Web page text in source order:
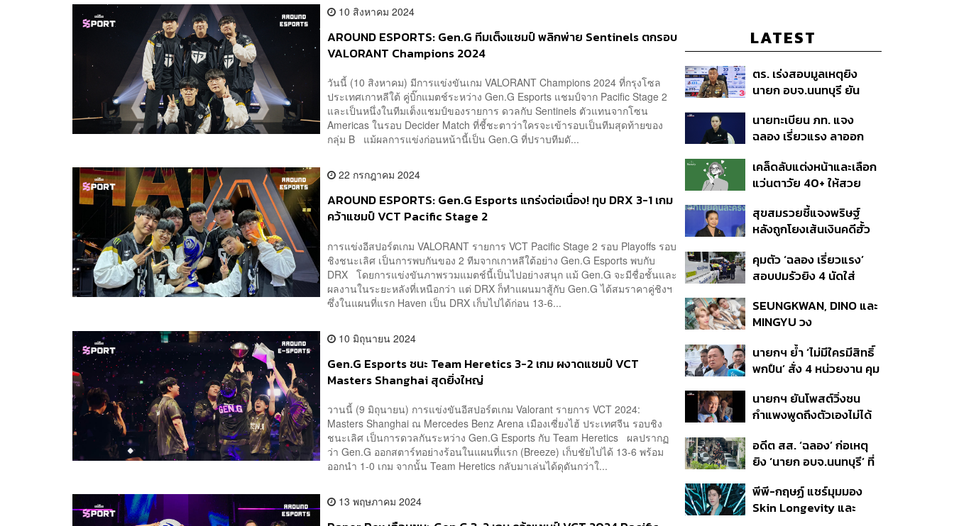
10 สิงหาคม 2024
AROUND ESPORTS: Gen.G ทีมเต็งแชมป์ พลิกพ่าย Sentinels ตกรอบ
VALORANT Champions 2024
วันนี้ (10 สิงหาคม) มีการแข่งขันเกม VALORANT Champions 2024 ที่กรุงโซล
ประเทศเกาหลีใต้ คู่บิ๊กแมตช์ระหว่าง Gen.G Esports แชมป์จาก Pacific Stage 2
และเป็นหนึ่งในทีมเต็งแชมป์ของรายการ ดวลกับ Sentinels ตัวแทนจากโซน
Americas ในรอบ Decider Match ที่ชี้ชะตาว่าใครจะเข้ารอบเป็นทีมสุดท้ายของ
กลุ่ม B แม้ผลการแข่งก่อนหน้านี้เป็น Gen.G ที่ปราบทีมดั...
22 กรกฎาคม 2024
AROUND ESPORTS: Gen.G Esports แกร่งต่อเนื่อง! ทุบ DRX 3-1 เกม
คว้าแชมป์ VCT Pacific Stage 2
การแข่งอีสปอร์ตเกม VALORANT รายการ VCT Pacific Stage 2 รอบ Playoffs รอบ
ชิงชนะเลิศ เป็นการพบกันของ 2 ทีมจากเกาหลีใต้อย่าง Gen.G Esports พบกับ
DRX โดยการแข่งขันภาพรวมแมตช์นี้เป็นไปอย่างสนุก แม้ Gen.G จะมีชื่อชั้นและ
ผลงานในระยะหลังที่เหนือกว่า แต่ DRX ก็ทำแผนมาสู้กับ Gen.G ได้สมราคาคู่ชิงฯ
ซึ่งในแผนที่แรก Haven เป็น DRX เก็บไปได้ก่อน 13-6...
10 มิถุนายน 2024
Gen.G Esports ชนะ Team Heretics 3-2 เกม ผงาดแชมป์ VCT
Masters Shanghai สุดยิ่งใหญ่
วานนี้ (9 มิถุนายน) การแข่งขันอีสปอร์ตเกม Valorant รายการ VCT 2024:
Masters Shanghai ณ Mercedes Benz Arena เมืองเซี่ยงไฮ้ ประเทศจีน รอบชิง
ชนะเลิศ เป็นการดวลกันระหว่าง Gen.G Esports กับ Team Heretics ผลปรากฏ
ว่า Gen.G ออกสตาร์ทอย่างร้อนในแผนที่แรก (Breeze) เก็บชัยไปได้ 13-6 พร้อม
ออกนำ 1-0 เกม จากนั้น Team Heretics กลับมาเล่นได้ดุดันกว่าใ...
13 พฤษภาคม 2024
LATEST
ตร. เร่งสอบมูลเหตุยิง
นายก อบจ.นนทบุรี ยัน
นโยบายนายกฯ ยกระดับ
คุมเข้มปืน-BB Gun
นายทะเบียน ภท. แจง
ฉลอง เรี่ยวแรง ลาออก
ก่อนมีเหตุยิงนายก
อบจ.นนทบุรี
เคล็ดลับแต่งหน้าและเลือก
แว่นตาวัย 40+ ให้สวย
สุขสมรวยชี้แจงพริษฐ์
หลังถูกโยงเส้นเงินคดีฮั้ว
ข้อมูลฝ่ายตรงข้าม เตือน
ระวังหากข้อมูลไม่จริง
คุมตัว ‘ฉลอง เรี่ยวแรง’
สอบปมรัวยิง 4 นัดใส่
ลงพื้นที่ตรวจสอบเร่งหา
สาเหตุ
SEUNGKWAN, DINO และ
MINGYU วง
เตรียมตัวเข้ากรมทหารรับ
ใช้ชาติ
นายกฯ ย้ำ ‘ไม่มีใครมีสิทธิ์
พกปืน’ สั่ง 4 หน่วยงาน คุม
กฎหมาย
นายกฯ ยันโพสต์วิ่งชน
กำแพงพูดถึงตัวเองไม่ได้
ไทยลีกคอนเนคชั่น-งูเขียว
หลังเนวินพบบุญยิ่ง
อดีต สส. ‘ฉลอง’ ก่อเหตุ
ยิง ‘นายก อบจ.นนทบุรี’ ที่
ที่
พีพี-กฤษฏ์ แชร์มุมมอง
Skin Longevity และ